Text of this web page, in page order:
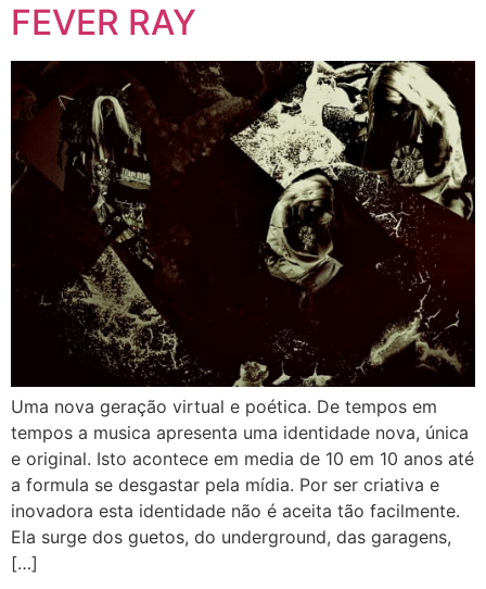
FEVER RAY
Uma nova geração virtual e poética. De tempos em
tempos a musica apresenta uma identidade nova, única
e original. Isto acontece em media de 10 em 10 anos até
a formula se desgastar pela mídia. Por ser criativa e
inovadora esta identidade não é aceita tão facilmente.
Ela surge dos guetos, do underground, das garagens,
[…]